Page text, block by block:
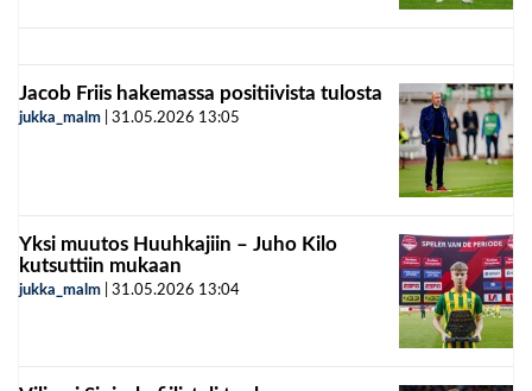
Jacob Friis hakemassa positiivista tulosta
jukka_malm 31.05.2026 13:05
Yksi muutos Huuhkajiin – Juho Kilo
kutsuttiin mukaan
jukka_malm 31.05.2026 13:04